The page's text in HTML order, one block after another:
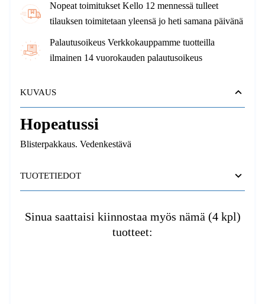
Nopeat toimitukset Kello 12 mennessä tulleet
tilauksen toimitetaan yleensä jo heti samana päivänä
Palautusoikeus Verkkokauppamme tuotteilla
ilmainen 14 vuorokauden palautusoikeus
KUVAUS
Hopeatussi
Blisterpakkaus. Vedenkestävä
TUOTETIEDOT
Sinua saattaisi kiinnostaa myös nämä (4 kpl)
tuotteet: